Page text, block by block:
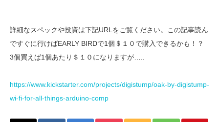
詳細なスペックや投資は下記URLをご覧ください。この記事読ん
ですぐに行けばEARLY BIRDで1個＄１０で購入できるかも！？
3個買えば1個あたり＄１０になりますが…..
https://www.kickstarter.com/projects/digistump/oak-by-digistump-
wi-fi-for-all-things-arduino-comp